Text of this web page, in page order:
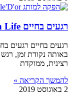
רגעים בחיים Moments In Life
רגעים בחיים רגעים
באותה נקודת זמן,
רצינית, ממוקדת
להמשך הקריאה »
2 באוגוסט 2019